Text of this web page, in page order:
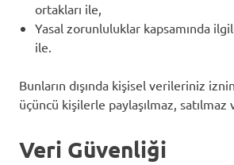
ortakları ile,
Yasal zorunluluklar kapsamında
ile.
Bunların dışında kişisel verileriniz
üçüncü kişilerle paylaşılmaz, satılmaz
Veri Güvenliği